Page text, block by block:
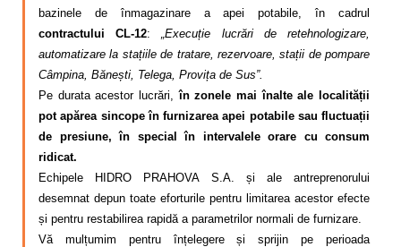
bazinele de înmagazinare a apei potabile, în cadrul
contractului CL-12: „Execuție lucrări de retehnologizare,
automatizare la stațiile de tratare, rezervoare, stații de pompare
Câmpina, Bănești, Telega, Provița de Sus”.
Pe durata acestor lucrări,în zonele mai înalte ale localității
pot apărea sincope în furnizarea apei potabile sau fluctuații
de presiune, în special în intervalele orare cu consum
ridicat.
Echipele HIDRO PRAHOVA S.A. și ale antreprenorului
desemnat depun toate eforturile pentru limitarea acestor efecte
și pentru restabilirea rapidă a parametrilor normali de furnizare.
Vă mulțumim pentru înțelegere și sprijin pe perioada